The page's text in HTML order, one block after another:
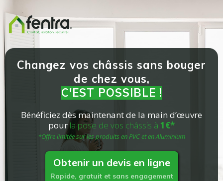
Changez vos châssis sans bouger
de chez vous,
C'EST POSSIBLE !
Bénéficiez dès maintenant de la main d’œuvre
pourla pose de vos châssis à 1€*
*Offre limitée sur les produits en PVC et en Aluminium
Obtenir un devis en ligne
Rapide, gratuit et sans engagement